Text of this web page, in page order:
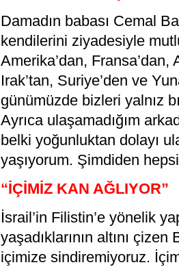
Damadın babası Cemal
kendilerini ziyadesiyle
Amerika’dan, Fransa’dan,
Irak’tan, Suriye’den ve
günümüzde bizleri yalnız
Ayrıca ulaşamadığım
belki yoğunluktan dolayı
yaşıyorum. Şimdiden
“İÇİMİZ KAN AĞLIYOR”
İsrail’in Filistin’e yönelik
yaşadıklarının altını çizen
içimize sindiremiyoruz.